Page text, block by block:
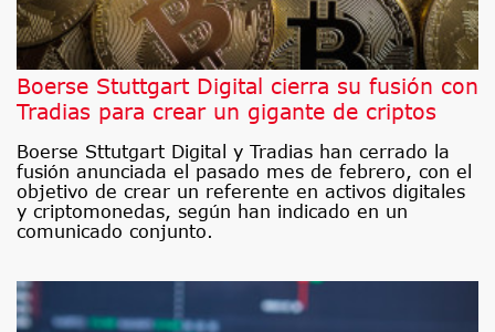
Boerse Stuttgart Digital cierra su fusión con
Tradias para crear un gigante de criptos
Boerse Sttutgart Digital y Tradias han cerrado la
fusión anunciada el pasado mes de febrero, con el
objetivo de crear un referente en activos digitales
y criptomonedas, según han indicado en un
comunicado conjunto.